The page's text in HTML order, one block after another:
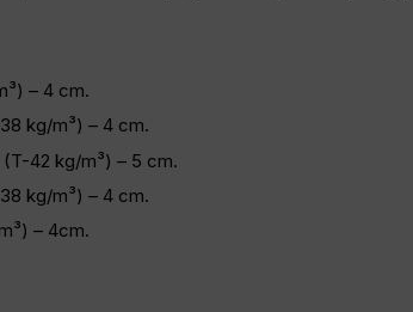
– 4 cm.
kg/m³) – 4 cm.
42 kg/m³) – 5 cm.
kg/m³) – 4 cm.
– 4cm.